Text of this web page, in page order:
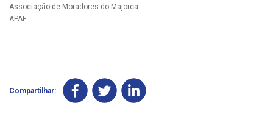
Associação de Moradores do Majorca
APAE
Compartilhar: